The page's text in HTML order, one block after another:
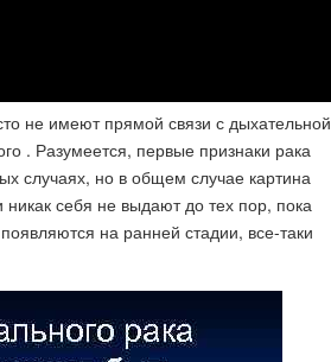
не имеют прямой связи с дыхательной
. Разумеется, первые признаки рака
случаях, но в общем случае картина
никак себя не выдают до тех пор, пока
на ранней стадии, все-таки